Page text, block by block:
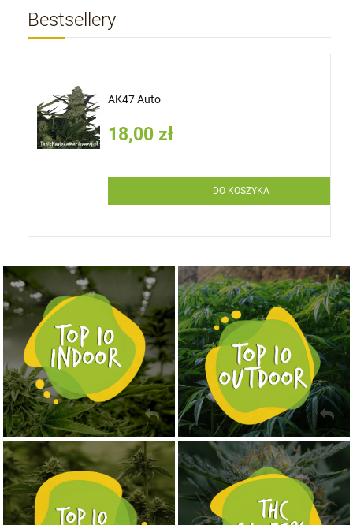
Bestsellery
AK47 Auto
18,00 zł
DO KOSZYKA
NASIONA MARIHUANY TOP 10 INDOOR
KUP TERAZ NASIONA MARIHUANY TOP 10 OUTDOOR
KUP TERAZ
NASIONA MARIHUANY TOP 10 AUTOFLOWERING
KUP TERAZ MOCNE ODMIANY MARIHUANY THC OD 24 - 37%
KUP TERAZ